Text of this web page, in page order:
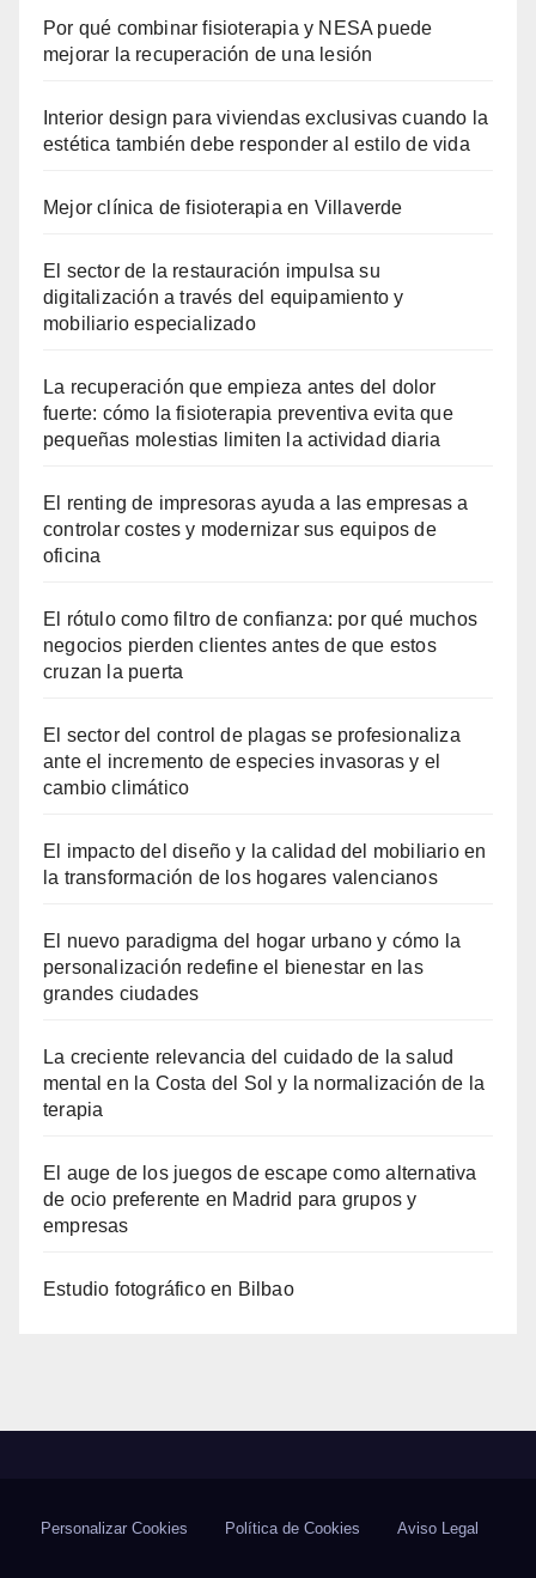
Por qué combinar fisioterapia y NESA puede
mejorar la recuperación de una lesión
Interior design para viviendas exclusivas cuando la
estética también debe responder al estilo de vida
Mejor clínica de fisioterapia en Villaverde
El sector de la restauración impulsa su
digitalización a través del equipamiento y
mobiliario especializado
La recuperación que empieza antes del dolor
fuerte: cómo la fisioterapia preventiva evita que
pequeñas molestias limiten la actividad diaria
El renting de impresoras ayuda a las empresas a
controlar costes y modernizar sus equipos de
oficina
El rótulo como filtro de confianza: por qué muchos
negocios pierden clientes antes de que estos
cruzan la puerta
El sector del control de plagas se profesionaliza
ante el incremento de especies invasoras y el
cambio climático
El impacto del diseño y la calidad del mobiliario en
la transformación de los hogares valencianos
El nuevo paradigma del hogar urbano y cómo la
personalización redefine el bienestar en las
grandes ciudades
La creciente relevancia del cuidado de la salud
mental en la Costa del Sol y la normalización de la
terapia
El auge de los juegos de escape como alternativa
de ocio preferente en Madrid para grupos y
empresas
Estudio fotográfico en Bilbao
Personalizar Cookies Política de Cookies Aviso Legal